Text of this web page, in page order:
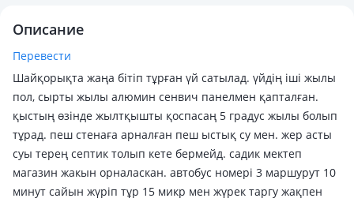
Описание
Перевести
Шайқорықта жаңа бітіп тұрған үй сатылад. үйдің іші жылы
пол, сырты жылы алюмин сенвич панелмен қапталған.
қыстың өзінде жылтқышты қоспасаң 5 градус жылы болып
тұрад. пеш стенаға арналған пеш ыстық су мен. жер асты
суы терең септик толып кете бермейд. садик мектеп
магазин жакын орналаскан. автобус номері 3 маршурут 10
минут сайын жүріп тұр 15 микр мен жүрек таргу жақпен